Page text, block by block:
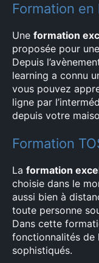
Formation en
Une formation
proposée pour
Depuis
learning a connu
vous pouvez
ligne par
depuis votre
Formation
La formation
choisie dans le
aussi bien à
toute personne
Dans cette
fonctionnalités de
sophistiqués.